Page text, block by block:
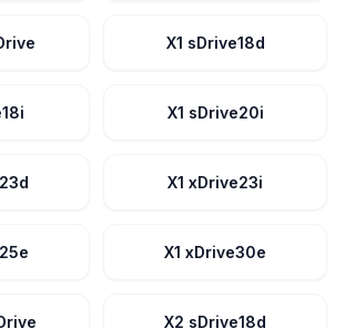
X1 sDrive18d
X1 sDrive20i
X1 xDrive23i
X1 xDrive30e
X2 sDrive18d